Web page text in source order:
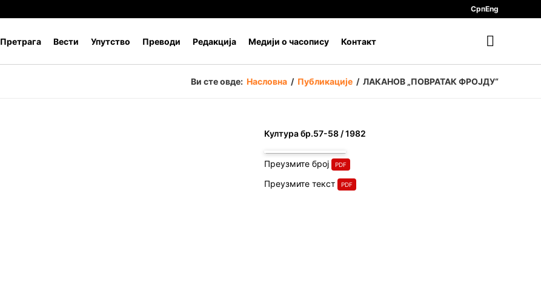
СрпEng
Претрага Вести Упутство Преводи Редакција Медији о часопису Контакт
Ви сте овде: Насловна / Публикације / ЛАКАНОВ „ПОВРАТАК ФРОЈДУ“
Култура бр.57-58 / 1982
Преузмите број
Преузмите текст